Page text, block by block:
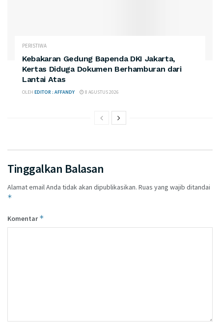
PERISTIWA
Kebakaran Gedung Bapenda DKI Jakarta,
Kertas Diduga Dokumen Berhamburan dari
Lantai Atas
OLEH EDITOR : AFFANDY 8 AGUSTUS 2026
Tinggalkan Balasan
Alamat email Anda tidak akan dipublikasikan. Ruas yang wajib ditandai
*
Komentar*